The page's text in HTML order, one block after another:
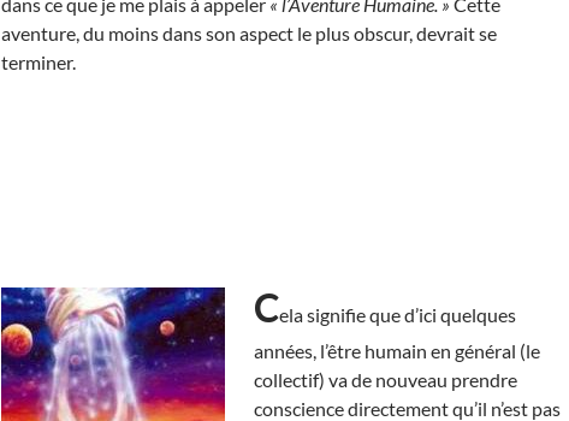
aventure, du moins dans son aspect le plus obscur, devrait se
terminer.
Cela signifie que d’ici quelques
années, l’être humain en général (le
collectif) va de nouveau prendre
conscience directement qu’il n’est pas